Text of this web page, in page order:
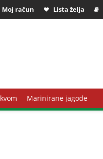
Moj račun Lista želja
Marinirane jagode